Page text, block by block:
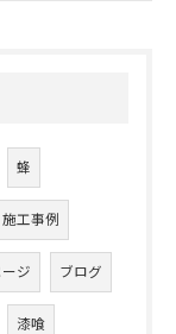
蜂
施工事例
ジ ブログ
漆喰